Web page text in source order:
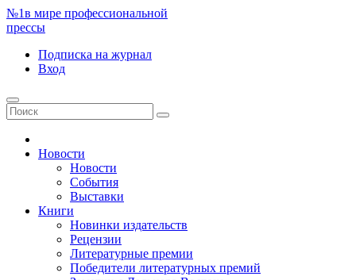
№1в мире профессиональной
прессы
Подписка на журнал
Вход
Новости
Новости
События
Выставки
Книги
Новинки издательств
Рецензии
Литературные премии
Победители литературных премий